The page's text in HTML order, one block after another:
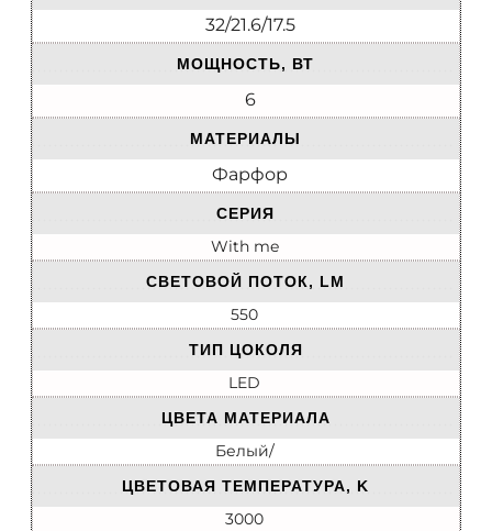
32/21.6/17.5
МОЩНОСТЬ, ВТ
6
МАТЕРИАЛЫ
Фарфор
СЕРИЯ
With me
СВЕТОВОЙ ПОТОК, LM
550
ТИП ЦОКОЛЯ
LED
ЦВЕТА МАТЕРИАЛА
Белый/
ЦВЕТОВАЯ ТЕМПЕРАТУРА, K
3000